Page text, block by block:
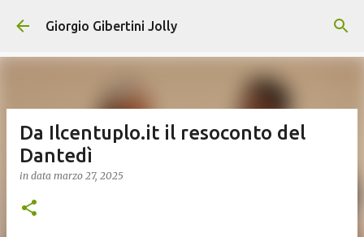
Passa ai contenuti principali
Giorgio Gibertini Jolly
Da Ilcentuplo.it il resoconto del
Dantedì
in data marzo 27, 2025